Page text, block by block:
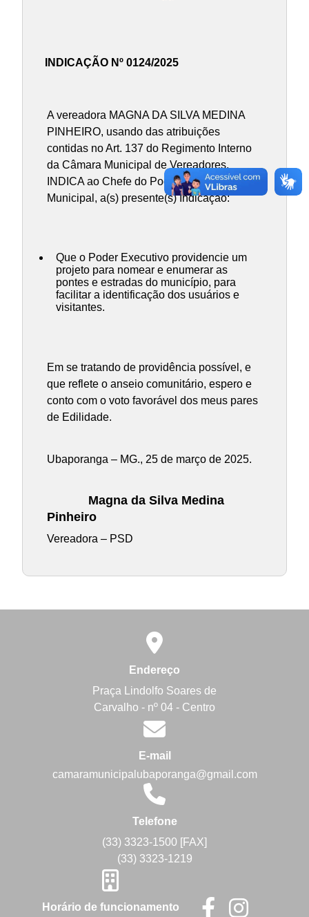
INDICAÇÃO Nº 0124/2025
A vereadora MAGNA DA SILVA MEDINA
PINHEIRO, usando das atribuições
contidas no Art. 137 do Regimento Interno
da Câmara Municipal de Vereadores,
INDICA ao Chefe do Poder Executivo
Municipal, a(s) presente(s) Indicação:
Que o Poder Executivo providencie um
projeto para nomear e enumerar as
pontes e estradas do município, para
facilitar a identificação dos usuários e
visitantes.
Em se tratando de providência possível, e
que reflete o anseio comunitário, espero e
conto com o voto favorável dos meus pares
de Edilidade.
Ubaporanga – MG., 25 de março de 2025.
Magna da Silva Medina
Pinheiro
Vereadora – PSD
Endereço
Praça Lindolfo Soares de
Carvalho - nº 04 - Centro
E-mail
camaramunicipalubaporanga@gmail.com
Telefone
(33) 3323-1500 [FAX]
(33) 3323-1219
Horário de funcionamento